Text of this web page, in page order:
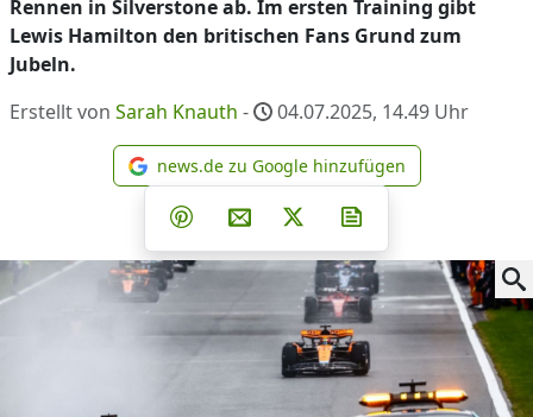
Rennen in Silverstone ab. Im ersten Training gibt
Lewis Hamilton den britischen Fans Grund zum
Jubeln.
Erstellt von Sarah Knauth - 04.07.2025, 14.49 Uhr
news.de zu Google
news.de zu Google hinzufügen
Teilen auf Facebook
Teilen auf Whatsapp
Teilen auf Telegram
Teilen auf Pinterest
Per E-Mail teilen
Post auf X